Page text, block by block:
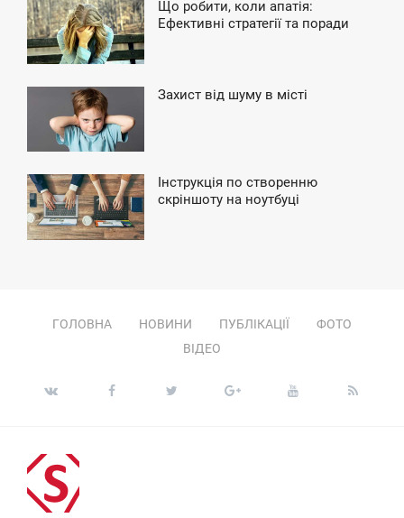
Що робити, коли апатія:
Ефективні стратегії та поради
Захист від шуму в місті
Інструкція по створенню
скріншоту на ноутбуці
ГОЛОВНА НОВИНИ ПУБЛІКАЦІЇ
ФОТО
ВІДЕО